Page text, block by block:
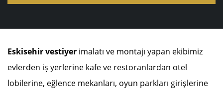
Eskisehir vestiyer imalatı ve montajı yapan ekibimiz
evlerden iş yerlerine kafe ve restoranlardan otel
lobilerine, eğlence mekanları, oyun parkları girişlerine